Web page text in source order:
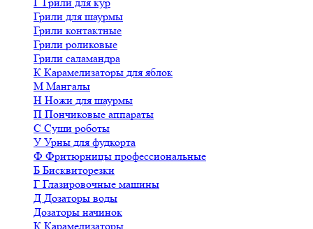
Грили для шаурмы
Грили контактные
Грили роликовые
Грили саламандра
К Карамелизаторы для яблок
М Мангалы
Н Ножи для шаурмы
П Пончиковые аппараты
С Суши роботы
У Урны для фудкорта
Ф Фритюрницы профессиональные
Б Бисквиторезки
Г Глазировочные машины
Д Дозаторы воды
Дозаторы начинок
К Карамелизаторы